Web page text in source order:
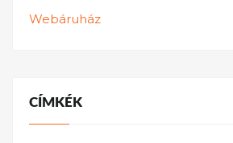
Webáruház
CÍMKÉK